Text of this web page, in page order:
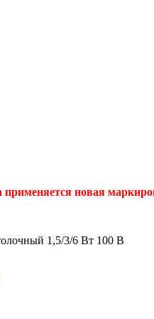
новая
1,5/3/6 Вт 100 В